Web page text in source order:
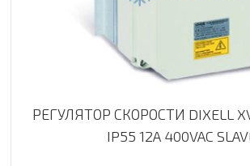
РЕГУЛЯТОР СКОРОСТИ DIXELL
IP55 12A 400VAC